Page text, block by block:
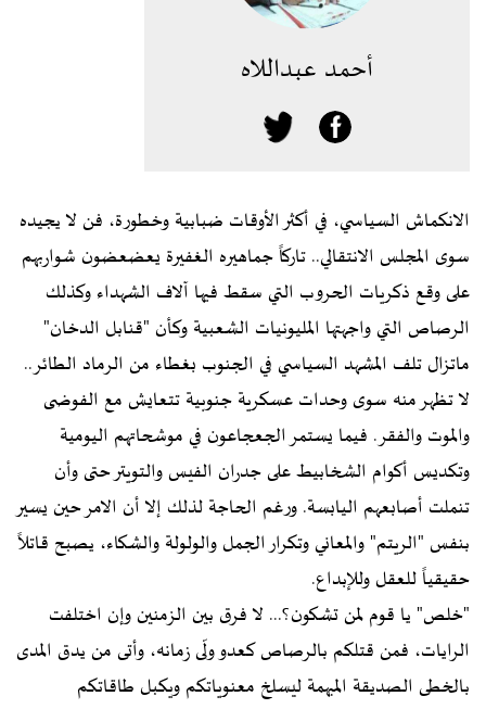
أحمد عبداللاه
الانكماش السياسي، في أكثر الأوقات ضبابية وخطورة، فن لا يجيده
سوى المجلس الانتقالي.. تاركاً جماهيره الغفيرة يعضعضون شواربهم
على وقع ذكريات الحروب التي سقط فيها آلاف الشهداء وكذلك
الرصاص التي واجهتها المليونيات الشعبية وكأن "قنابل الدخان"
ماتزال تلف المشهد السياسي في الجنوب بغطاء من الرماد الطائر..
لا تظهر منه سوى وحدات عسكرية جنوبية تتعايش مع الفوضى
والموت والفقر. فيما يستمر الجعجاعون في موشحاتهم اليومية
وتكديس أكوام الشخابيط على جدران الفيس والتويتر حتى وأن
تنملت أصابعهم اليابسة. ورغم الحاجة لذلك إلا أن الامر حين يسير
بنفس "الريتم" والمعاني وتكرار الجمل والولولة والشكاء، يصبح قاتلاً
حقيقياً للعقل وللإبداع.
"خلص" يا قوم لمن تشكون؟... لا فرق بين الزمنين وإن اختلفت
الرايات، فمن قتلكم بالرصاص كعدو ولّى زمانه، وأتى من يدق المدى
بالخطى الصديقة المبهمة ليسلخ معنوياتكم ويكبل طاقاتكم